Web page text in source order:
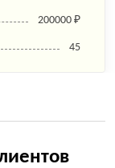
200000 ₽
45